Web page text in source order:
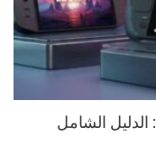
أفضل أجهزة الألعاب المحمولة 2026: الدليل الشامل